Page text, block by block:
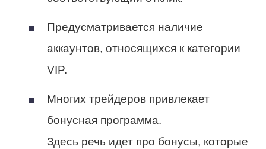
Предусматривается наличие
аккаунтов, относящихся к категории
VIP.
Многих трейдеров привлекает
бонусная программа.
Здесь речь идет про бонусы, которые